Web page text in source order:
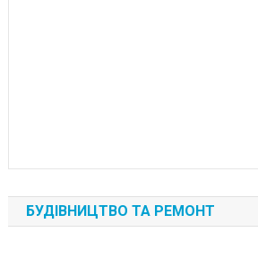
БУДІВНИЦТВО ТА РЕМОНТ